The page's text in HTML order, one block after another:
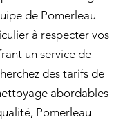
de Pomerleau
à respecter vos
un service de
des tarifs de
abordables
Pomerleau